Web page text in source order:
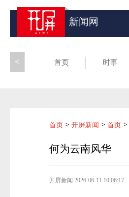
新闻网
首页 时事
<
首页 > 开屏新闻 > 首页 >
何为云南风华
开屏新闻 2026-06-11 10:06:17